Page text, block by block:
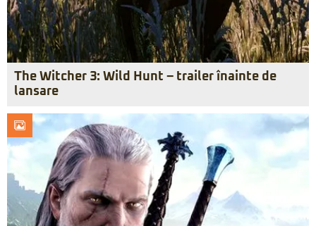
The Witcher 3: Wild Hunt – trailer înainte de
lansare